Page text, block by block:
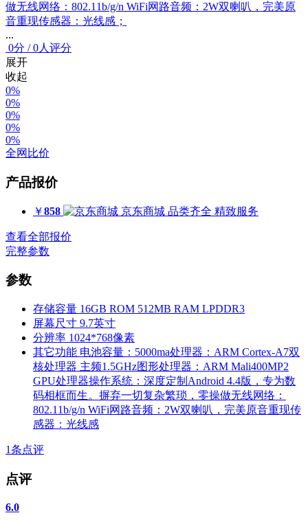
做无线网络：802.11b/g/n WiFi网路音频：2W双喇叭，完美原
音重现传感器：光线感；
...
0分 /0人评分
展开
收起
0%
0%
0%
0%
0%
全网比价
产品报价
￥858 京东商城 品类齐全 精致服务
查看全部报价
完整参数
参数
存储容量 16GB ROM 512MB RAM LPDDR3
屏幕尺寸 9.7英寸
分辨率 1024*768像素
其它功能 电池容量：5000ma处理器：ARM Cortex-A7双
核处理器 主频1.5GHz图形处理器：ARM Mali400MP2
GPU处理器操作系统：深度定制Android 4.4版，专为数
码相框而生。摒弃一切复杂繁琐，零操做无线网络：
802.11b/g/n WiFi网路音频：2W双喇叭，完美原音重现传
感器：光线感
1条点评
点评
6.0